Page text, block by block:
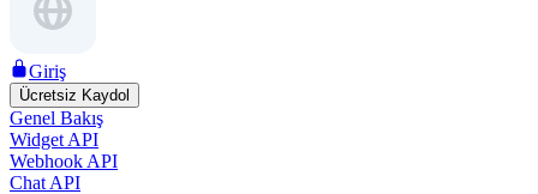
Giriş
Ücretsiz Kaydol
Genel Bakış
Widget API
Webhook API
Chat API